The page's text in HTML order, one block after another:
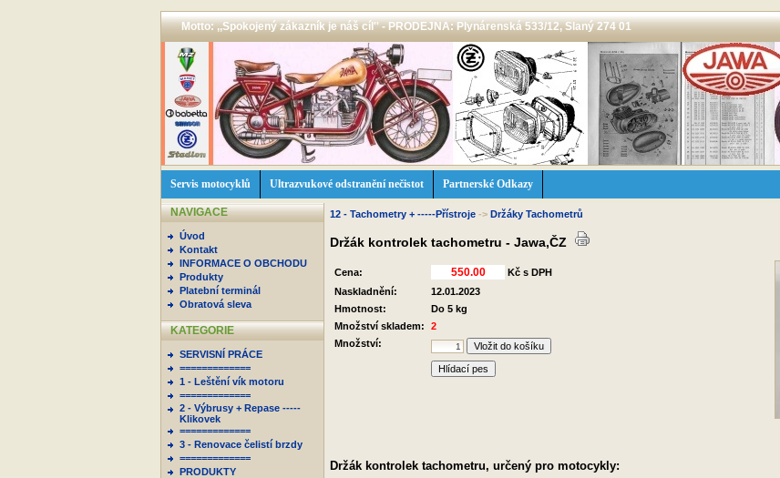
Motto: ,,Spokojený zákazník je náš cíl'' - PRODEJNA: Plynárenská 533/12, Slaný 274 01
Servis motocyklů Ultrazvukové odstranění nečistot Partnerské Odkazy
NAVIGACE
Úvod
Kontakt
INFORMACE O OBCHODU
Produkty
Platební terminál
Obratová sleva
KATEGORIE
SERVISNÍ PRÁCE
=============
1 - Leštění vík motoru
=============
2 - Výbrusy + Repase -----
Klikovek
=============
3 - Renovace čelistí brzdy
=============
PRODUKTY
12 - Tachometry + -----Přístroje -> Držáky Tachometrů
Držák kontrolek tachometru - Jawa,ČZ
Cena:
Kč s DPH
Naskladnění:
12.01.2023
Hmotnost:
Do 5 kg
Množství skladem:
2
Množství:
Hlídací pes
Držák kontrolek tachometru, určený pro motocykly: